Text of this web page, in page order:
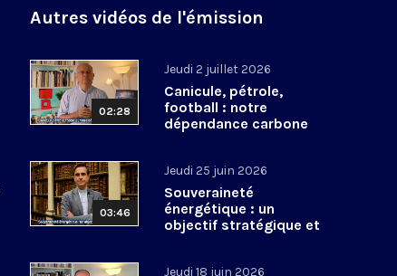
Autres vidéos de l'émission
02:28
Jeudi 2 juillet 2026
Canicule, pétrole,
football : notre
dépendance carbone
03:46
Jeudi 25 juin 2026
Souveraineté
énergétique : un
objectif stratégique et
Jeudi 18 juin 2026